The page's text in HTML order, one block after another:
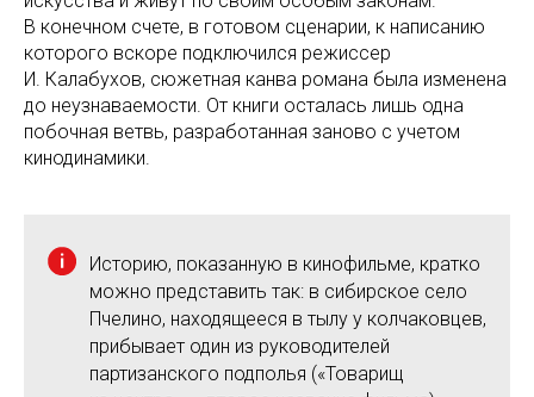
В конечном счете, в готовом сценарии, к написанию
которого вскоре подключился режиссер
И. Калабухов, сюжетная канва романа была изменена
до неузнаваемости. От книги осталась лишь одна
побочная ветвь, разработанная заново с учетом
кинодинамики.
Историю, показанную в кинофильме, кратко
можно представить так: в сибирское село
Пчелино, находящееся в тылу у колчаковцев,
прибывает один из руководителей
партизанского подполья («Товарищ